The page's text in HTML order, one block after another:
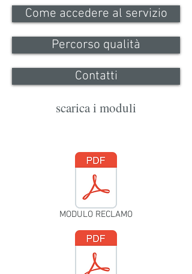
Come accedere al servizio
Percorso qualità
Contatti
scarica i moduli
MODULO RECLAMO